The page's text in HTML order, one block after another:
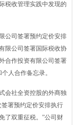
税收管理实践中发现的
司签署预约定价安排
限公司签署国际税收协
合作投资有限公司签署
人合作备忘录。
社全资控股的外商独
署预约定价安排执行
了双重征税。”公司财